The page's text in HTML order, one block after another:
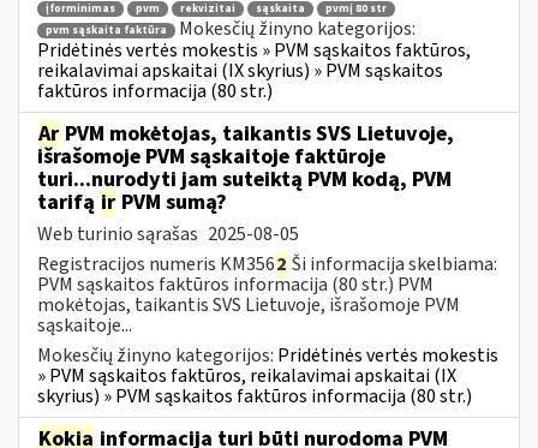
įforminimas pvm rekvizitai sąskaita
pvmį 80 str
pvm sąskaita faktūra
Mokesčių žinyno kategorijos:
Pridėtinės vertės mokestis » PVM sąskaitos faktūros,
reikalavimai apskaitai (IX skyrius) » PVM sąskaitos
faktūros informacija (80 str.)
Ar PVM mokėtojas, taikantis SVS Lietuvoje,
išrašomoje PVM sąskaitoje faktūroje
turi...nurodyti jam suteiktą PVM kodą, PVM
tarifą ir PVM sumą?
Web turinio sąrašas 2025-08-05
Registracijos numeris KM3562 Ši informacija skelbiama:
PVM sąskaitos faktūros informacija (80 str.) PVM
mokėtojas, taikantis SVS Lietuvoje, išrašomoje PVM
sąskaitoje...
Mokesčių žinyno kategorijos: Pridėtinės vertės mokestis
» PVM sąskaitos faktūros, reikalavimai apskaitai (IX
skyrius) » PVM sąskaitos faktūros informacija (80 str.)
Kokia informacija turi būti nurodoma PVM